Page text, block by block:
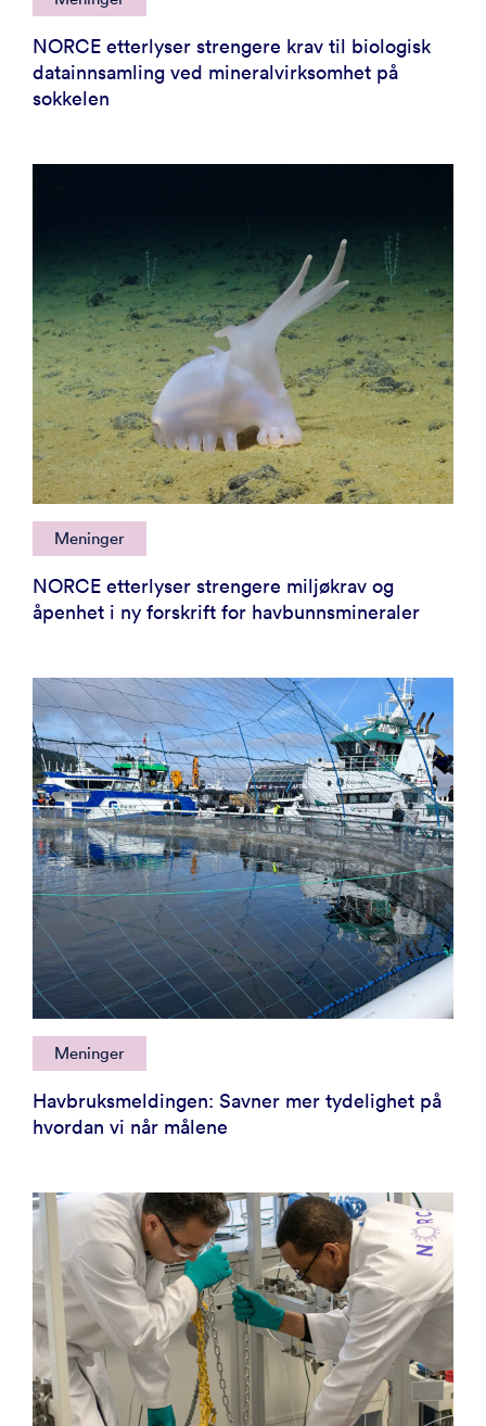
NORCE etterlyser strengere krav til biologisk
datainnsamling ved mineralvirksomhet på
sokkelen
Meninger
NORCE etterlyser strengere miljøkrav og
åpenhet i ny forskrift for havbunnsmineraler
Meninger
Havbruksmeldingen: Savner mer tydelighet på
hvordan vi når målene